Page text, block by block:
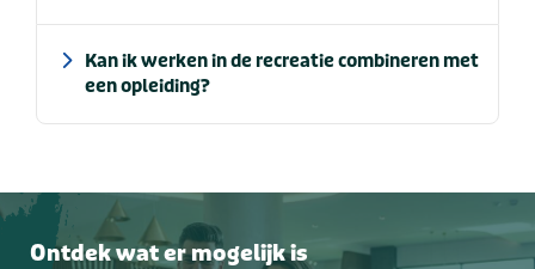
Kan ik werken in de recreatie combineren met
een opleiding?
Ontdek wat er mogelijk is